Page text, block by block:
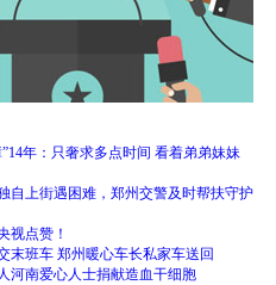
”14年：只奢求多点时间 看着弟弟妹妹
自上街遇困难，郑州交警及时帮扶守护
视点赞！
末班车 郑州暖心车长私家车送回
河南爱心人士捐献造血干细胞